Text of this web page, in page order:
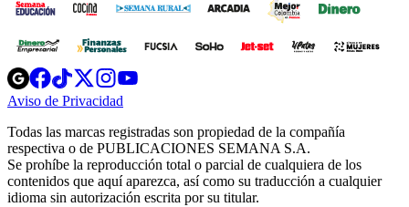
Opens
in
new
Opens
in
new
Opens
in
new
window
Opens
new
windowwindow
Aviso de Privacidad
new
window
Todas las marcas registradas son propiedad de la compañía
respectiva o de PUBLICACIONES SEMANA S.A.
Se prohíbe la reproducción total o parcial de cualquiera de los
contenidos que aquí aparezca, así como su traducción a cualquier
idioma sin autorización escrita por su titular.